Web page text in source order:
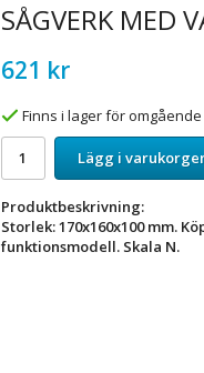
SÅGVERK MED
621 kr
Finns i lager för
Lägg i
Produktbeskrivning:
Storlek: 170x160x100 mm.
funktionsmodell. Skala N.